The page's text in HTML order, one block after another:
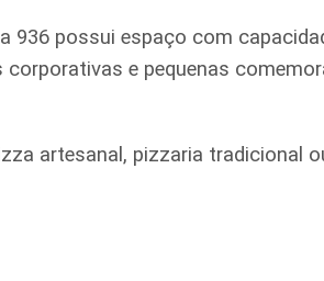
possui espaço com
e pequenas
artesanal, pizzaria tradicional